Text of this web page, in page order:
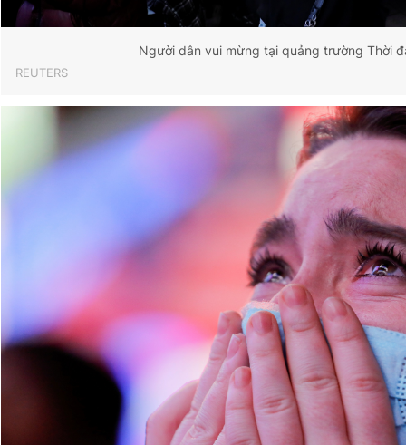
Người dân vui mừng tại quảng trường Thời
REUTERS